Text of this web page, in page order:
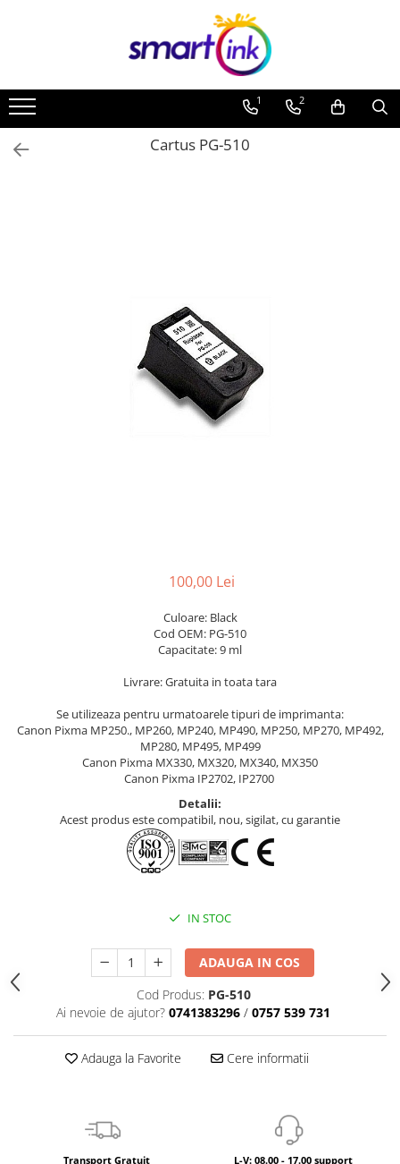
1 2
Cartus PG-510
100,00 Lei
Culoare: Black
Cod OEM: PG-510
Capacitate: 9 ml
Livrare: Gratuita in toata tara
Se utilizeaza pentru urmatoarele tipuri de imprimanta:
Canon Pixma MP250., MP260, MP240, MP490, MP250, MP270, MP492,
MP280, MP495, MP499
Canon Pixma MX330, MX320, MX340, MX350
Canon Pixma IP2702, IP2700
Detalii:
Acest produs este compatibil, nou, sigilat, cu garantie
IN STOC
ADAUGA IN COS
Cod Produs: PG-510
Ai nevoie de ajutor? 0741383296 / 0757 539 731
Adauga la Favorite Cere informatii
Transport Gratuit L-V: 08.00 - 17.00 support